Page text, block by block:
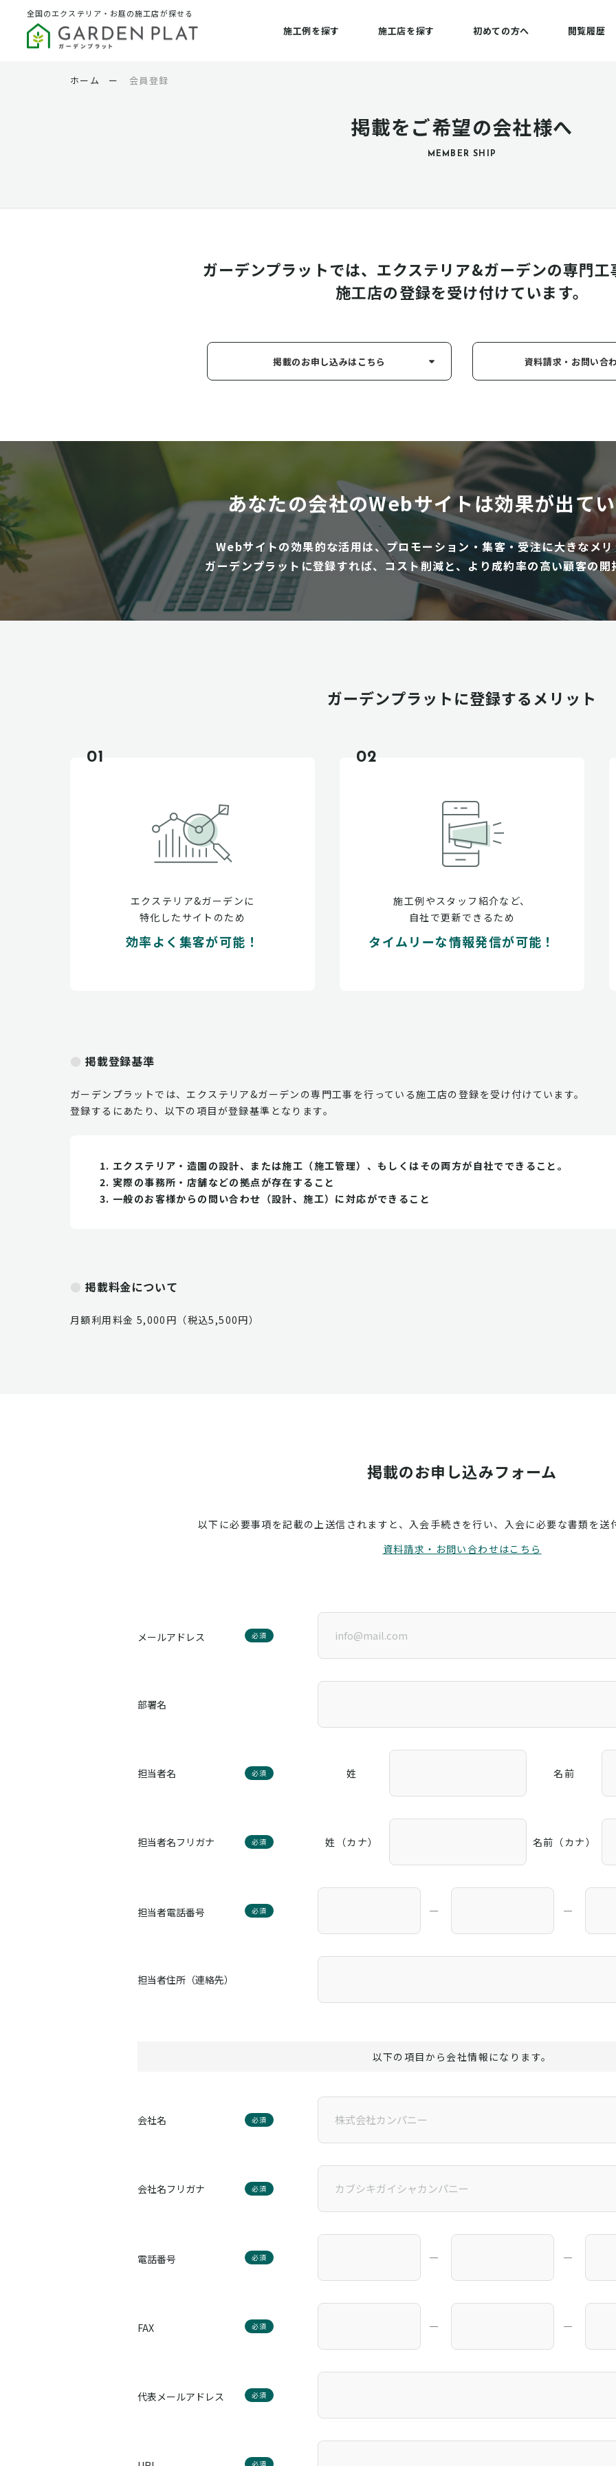
全国のエクステリア・お庭の施工店が探せる
施工例を探す 施工店を探す 初めての方へ 閲覧履歴
掲載をご希望の会社様へ
MEMBER SHIP
ホーム ー 会員登録
ガーデンプラットでは、エクステリア&ガーデンの専門工
施工店の登録を受け付けています。
掲載のお申し込みはこちら 資料請求・お問い合
あなたの会社のWebサイトは効果が出て
Webサイトの効果的な活用は、プロモーション・集客・受注に大きなメ
ガーデンプラットに登録すれば、コスト削減と、より成約率の高い顧客の開
ガーデンプラットに登録するメリット
01
エクステリア&ガーデンに
特化したサイトのため
効率よく集客が可能！
02
施工例やスタッフ紹介など、
自社で更新できるため
タイムリーな情報発信が可能！
掲載登録基準
ガーデンプラットでは、エクステリア&ガーデンの専門工事を行っている施工店の登録を受け付けています。
登録するにあたり、以下の項目が登録基準となります。
エクステリア・造園の設計、または施工（施工管理）、もしくはその両方が自社でできること。
実際の事務所・店舗などの拠点が存在すること
一般のお客様からの問い合わせ（設計、施工）に対応ができること
掲載料金について
月額利用料金 5,000円（税込5,500円）
掲載のお申し込みフォーム
以下に必要事項を記載の上送信されますと、入会手続きを行い、入会に必要な書類を送
資料請求・お問い合わせはこちら
メールアドレス 必須
部署名
担当者名 必須 姓 名前
担当者名フリガナ 必須 姓（カナ） 名前（カナ）
担当者電話番号 必須 ― ―
担当者住所（連絡先）
以下の項目から会社情報になります。
会社名 必須
会社名フリガナ 必須
電話番号 必須 ― ―
FAX 必須 ― ―
代表メールアドレス 必須
必須